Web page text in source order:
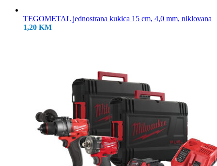
TEGOMETAL jednostrana kukica 15 cm, 4,0 mm, niklovana
1,20 KM